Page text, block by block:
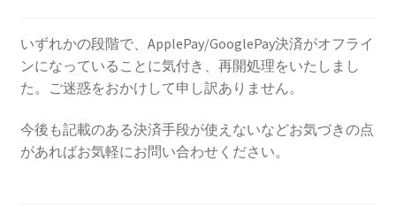
いずれかの段階で、ApplePay/GooglePay決済がオフライ
ンになっていることに気付き、再開処理をいたしまし
た。ご迷惑をおかけして申し訳ありません。
今後も記載のある決済手段が使えないなどお気づきの点
があればお気軽にお問い合わせください。